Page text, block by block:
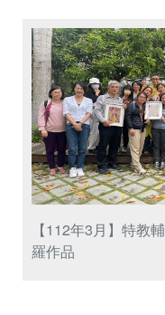
【112年3月】特教
羅作品